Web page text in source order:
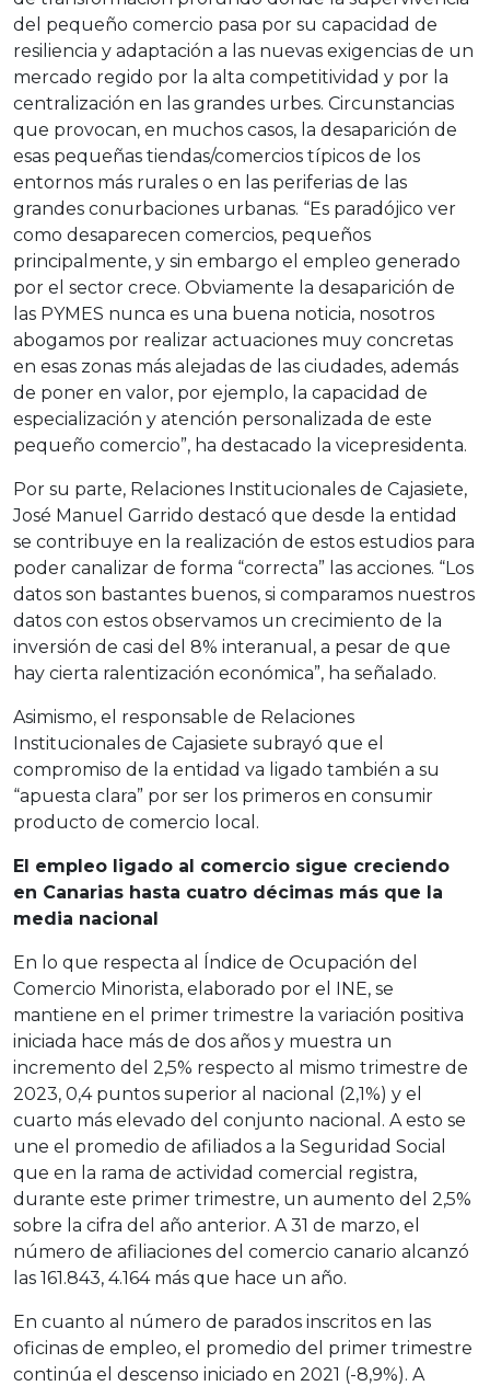
del pequeño comercio pasa por su capacidad de
resiliencia y adaptación a las nuevas exigencias de un
mercado regido por la alta competitividad y por la
centralización en las grandes urbes. Circunstancias
que provocan, en muchos casos, la desaparición de
esas pequeñas tiendas/comercios típicos de los
entornos más rurales o en las periferias de las
grandes conurbaciones urbanas. “Es paradójico ver
como desaparecen comercios, pequeños
principalmente, y sin embargo el empleo generado
por el sector crece. Obviamente la desaparición de
las PYMES nunca es una buena noticia, nosotros
abogamos por realizar actuaciones muy concretas
en esas zonas más alejadas de las ciudades, además
de poner en valor, por ejemplo, la capacidad de
especialización y atención personalizada de este
pequeño comercio”, ha destacado la vicepresidenta.
Por su parte, Relaciones Institucionales de Cajasiete,
José Manuel Garrido destacó que desde la entidad
se contribuye en la realización de estos estudios para
poder canalizar de forma “correcta” las acciones. “Los
datos son bastantes buenos, si comparamos nuestros
datos con estos observamos un crecimiento de la
inversión de casi del 8% interanual, a pesar de que
hay cierta ralentización económica”, ha señalado.
Asimismo, el responsable de Relaciones
Institucionales de Cajasiete subrayó que el
compromiso de la entidad va ligado también a su
“apuesta clara” por ser los primeros en consumir
producto de comercio local.
El empleo ligado al comercio sigue creciendo
en Canarias hasta cuatro décimas más que la
media nacional
En lo que respecta al Índice de Ocupación del
Comercio Minorista, elaborado por el INE, se
mantiene en el primer trimestre la variación positiva
iniciada hace más de dos años y muestra un
incremento del 2,5% respecto al mismo trimestre de
2023, 0,4 puntos superior al nacional (2,1%) y el
cuarto más elevado del conjunto nacional. A esto se
une el promedio de afiliados a la Seguridad Social
que en la rama de actividad comercial registra,
durante este primer trimestre, un aumento del 2,5%
sobre la cifra del año anterior. A 31 de marzo, el
número de afiliaciones del comercio canario alcanzó
las 161.843, 4.164 más que hace un año.
En cuanto al número de parados inscritos en las
oficinas de empleo, el promedio del primer trimestre
continúa el descenso iniciado en 2021 (-8,9%). A